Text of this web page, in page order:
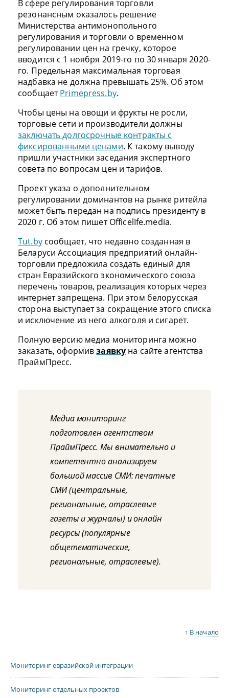
В сфере регулирования торговли
резонансным оказалось решение
Министерства антимонопольного
регулирования и торговли о временном
регулировании цен на гречку, которое
вводится с 1 ноября 2019-го по 30 января 2020-
го. Предельная максимальная торговая
надбавка не должна превышать 25%. Об этом
сообщаетPrimepress.by.
Чтобы цены на овощи и фрукты не росли,
торговые сети и производители должны
заключать долгосрочные контракты с
фиксированными ценами. К такому выводу
пришли участники заседания экспертного
совета по вопросам цен и тарифов.
Проект указа о дополнительном
регулировании доминантов на рынке ритейла
может быть передан на подпись президенту в
2020 г. Об этом пишет OfficelIfe.media.
Tut.byсообщает, что недавно созданная в
Беларуси Ассоциация предприятий онлайн-
торговли предложила создать единый для
стран Евразийского экономического союза
перечень товаров, реализация которых через
интернет запрещена. При этом белорусская
сторона выступает за сокращение этого списка
и исключение из него алкоголя и сигарет.
Полную версию медиа мониторинга можно
заказать, оформивзаявку на сайте агентства
ПраймПресс.
Медиа мониторинг
подготовлен агентством
ПраймПресс. Мы внимательно и
компетентно анализируем
большой массив СМИ: печатные
СМИ (центральные,
региональные, отраслевые
газеты и журналы) и онлайн
ресурсы (популярные
общетематические,
региональные, отраслевые).
↑ В начало
Мониторинг евразийской интеграции
Мониторинг отдельных проектов